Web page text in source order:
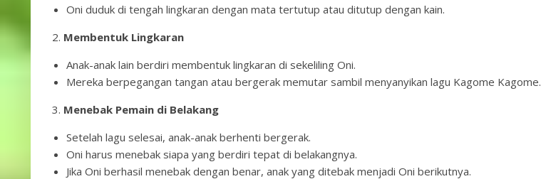
Oni duduk di tengah lingkaran dengan mata tertutup atau ditutup dengan kain.
2. Membentuk Lingkaran
Anak-anak lain berdiri membentuk lingkaran di sekeliling Oni.
Mereka berpegangan tangan atau bergerak memutar sambil menyanyikan lagu Kagome Kagome.
3. Menebak Pemain di Belakang
Setelah lagu selesai, anak-anak berhenti bergerak.
Oni harus menebak siapa yang berdiri tepat di belakangnya.
Jika Oni berhasil menebak dengan benar, anak yang ditebak menjadi Oni berikutnya.